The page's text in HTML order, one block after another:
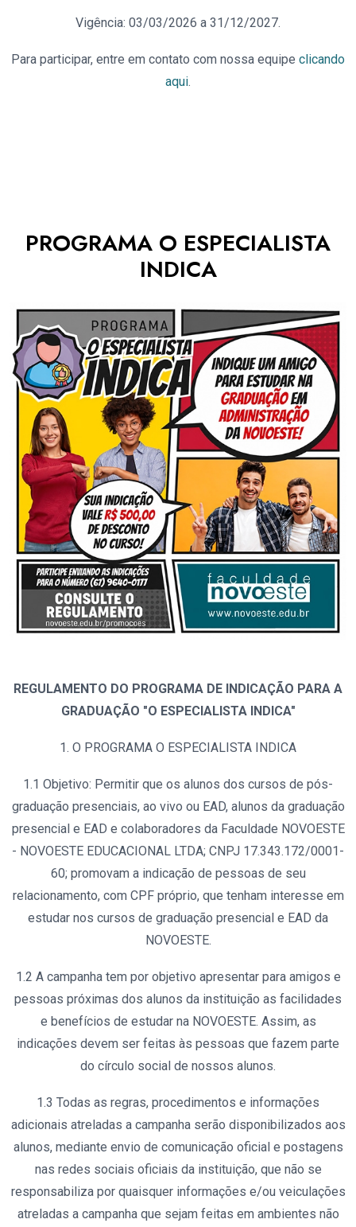
Vigência: 03/03/2026 a 31/12/2027.
Para participar, entre em contato com nossa equipe clicando
aqui.
PROGRAMA O ESPECIALISTA
INDICA
REGULAMENTO DO PROGRAMA DE INDICAÇÃO PARA A
GRADUAÇÃO "O ESPECIALISTA INDICA"
1. O PROGRAMA O ESPECIALISTA INDICA
1.1 Objetivo: Permitir que os alunos dos cursos de pós-
graduação presenciais, ao vivo ou EAD, alunos da graduação
presencial e EAD e colaboradores da Faculdade NOVOESTE
- NOVOESTE EDUCACIONAL LTDA; CNPJ 17.343.172/0001-
60; promovam a indicação de pessoas de seu
relacionamento, com CPF próprio, que tenham interesse em
estudar nos cursos de graduação presencial e EAD da
NOVOESTE.
1.2 A campanha tem por objetivo apresentar para amigos e
pessoas próximas dos alunos da instituição as facilidades
e benefícios de estudar na NOVOESTE. Assim, as
indicações devem ser feitas às pessoas que fazem parte
do círculo social de nossos alunos.
1.3 Todas as regras, procedimentos e informações
adicionais atreladas a campanha serão disponibilizados aos
alunos, mediante envio de comunicação oficial e postagens
nas redes sociais oficiais da instituição, que não se
responsabiliza por quaisquer informações e/ou veiculações
atreladas a campanha que sejam feitas em ambientes não